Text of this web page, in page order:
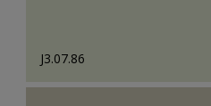
J3.07.86